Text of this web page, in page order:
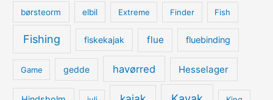
børsteorm elbil Extreme Finder Fish
Fishing fiskekajak flue fluebinding
Game gedde havørred Hesselager